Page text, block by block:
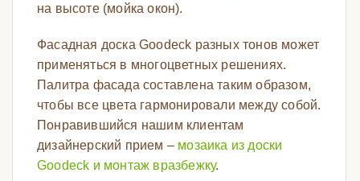
на высоте (мойка окон).
Фасадная доска Goodeck разных тонов может
применяться в многоцветных решениях.
Палитра фасада составлена таким образом,
чтобы все цвета гармонировали между собой.
Понравившийся нашим клиентам
дизайнерский прием – мозаика из доски
Goodeck и монтаж вразбежку.